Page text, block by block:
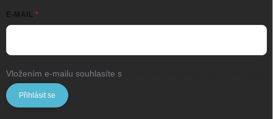
E-MAIL
Vložením e-mailu souhlasíte s
Přihlásit se